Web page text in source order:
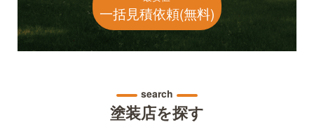
一括見積依頼(無料)
search
塗装店を探す